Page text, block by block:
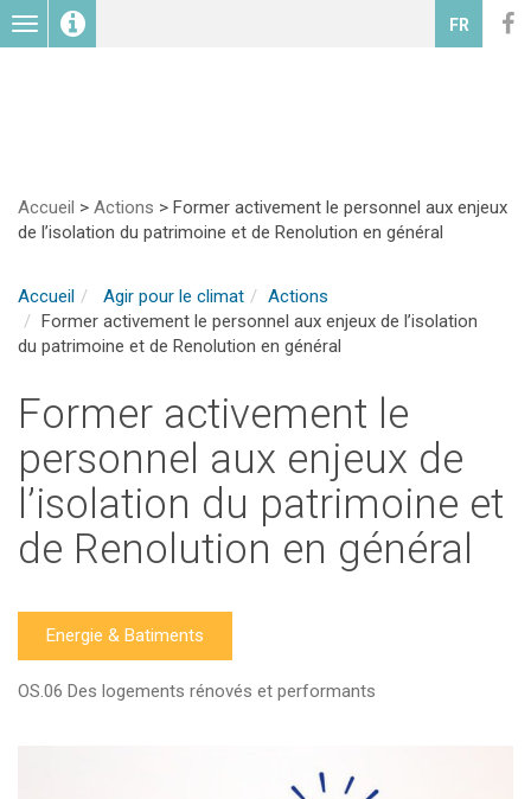
Toggle
navigation
FR
Accueil > Actions > Former activement le personnel aux enjeux
de l’isolation du patrimoine et de Renolution en général
Accueil Agir pour le climat
Actions
Former activement le personnel aux enjeux de l’isolation
du patrimoine et de Renolution en général
Former activement le
personnel aux enjeux de
l’isolation du patrimoine et
de Renolution en général
Energie & Batiments
OS.06 Des logements rénovés et performants